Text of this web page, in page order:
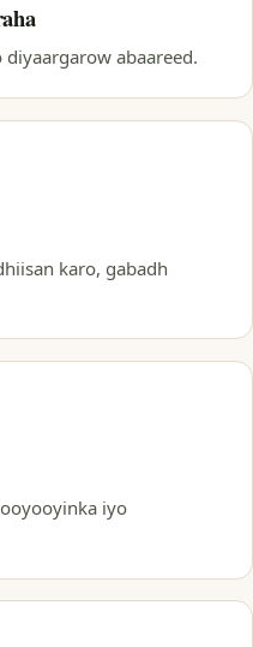
abaareed.
karo, gabadh
iyo